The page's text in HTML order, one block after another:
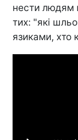
нести людям
тих: "які
язиками, хто